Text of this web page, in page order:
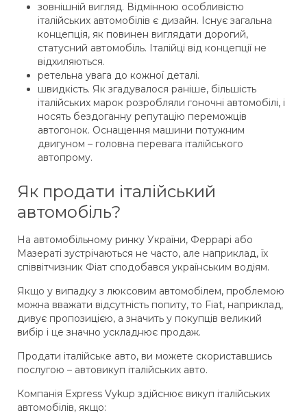
зовнішній вигляд. Відмінною особливістю
італійських автомобілів є дизайн. Існує загальна
концепція, як повинен виглядати дорогий,
статусний автомобіль. Італійці від концепції не
відхиляються.
ретельна увага до кожної деталі.
швидкість. Як згадувалося раніше, більшість
італійських марок розробляли гоночні автомобілі, і
носять бездоганну репутацію переможців
автогонок. Оснащення машини потужним
двигуном – головна перевага італійського
автопрому.
Як продати італійський
автомобіль?
На автомобільному ринку України, Феррарі або
Мазераті зустрічаються не часто, але наприклад, їх
співвітчизник Фіат сподобався українським водіям.
Якщо у випадку з люксовим автомобілем, проблемою
можна вважати відсутність попиту, то Fiat, наприклад,
дивує пропозицією, а значить у покупців великий
вибір і це значно ускладнює продаж.
Продати італійське авто, ви можете скориставшись
послугою – автовикуп італійських авто.
Компанія Express Vykup здійснює викуп італійських
автомобілів, якщо: